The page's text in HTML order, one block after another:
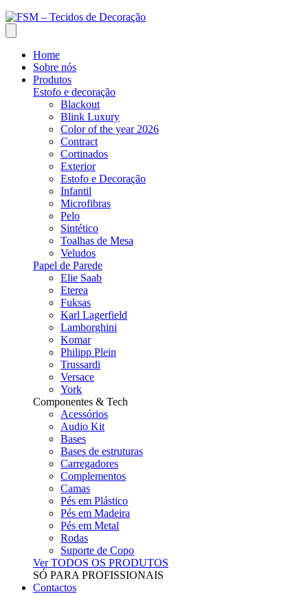
Home
Sobre nós
Produtos
Estofo e decoração
Blackout
Blink Luxury
Color of the year 2026
Contract
Cortinados
Exterior
Estofo e Decoração
Infantil
Microfibras
Pelo
Sintético
Toalhas de Mesa
Veludos
Papel de Parede
Elie Saab
Eterea
Fuksas
Karl Lagerfield
Lamborghini
Komar
Philipp Plein
Trussardi
Versace
York
Componentes & Tech
Acessórios
Audio Kit
Bases
Bases de estruturas
Carregadores
Complementos
Camas
Pés em Plástico
Pés em Madeira
Pés em Metal
Rodas
Suporte de Copo
Ver TODOS OS PRODUTOS
SÓ PARA PROFISSIONAIS
Contactos